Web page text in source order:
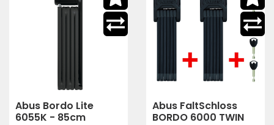
Abus Bordo Lite
6055K - 85cm
Abus FaltSchloss
BORDO 6000 TWIN